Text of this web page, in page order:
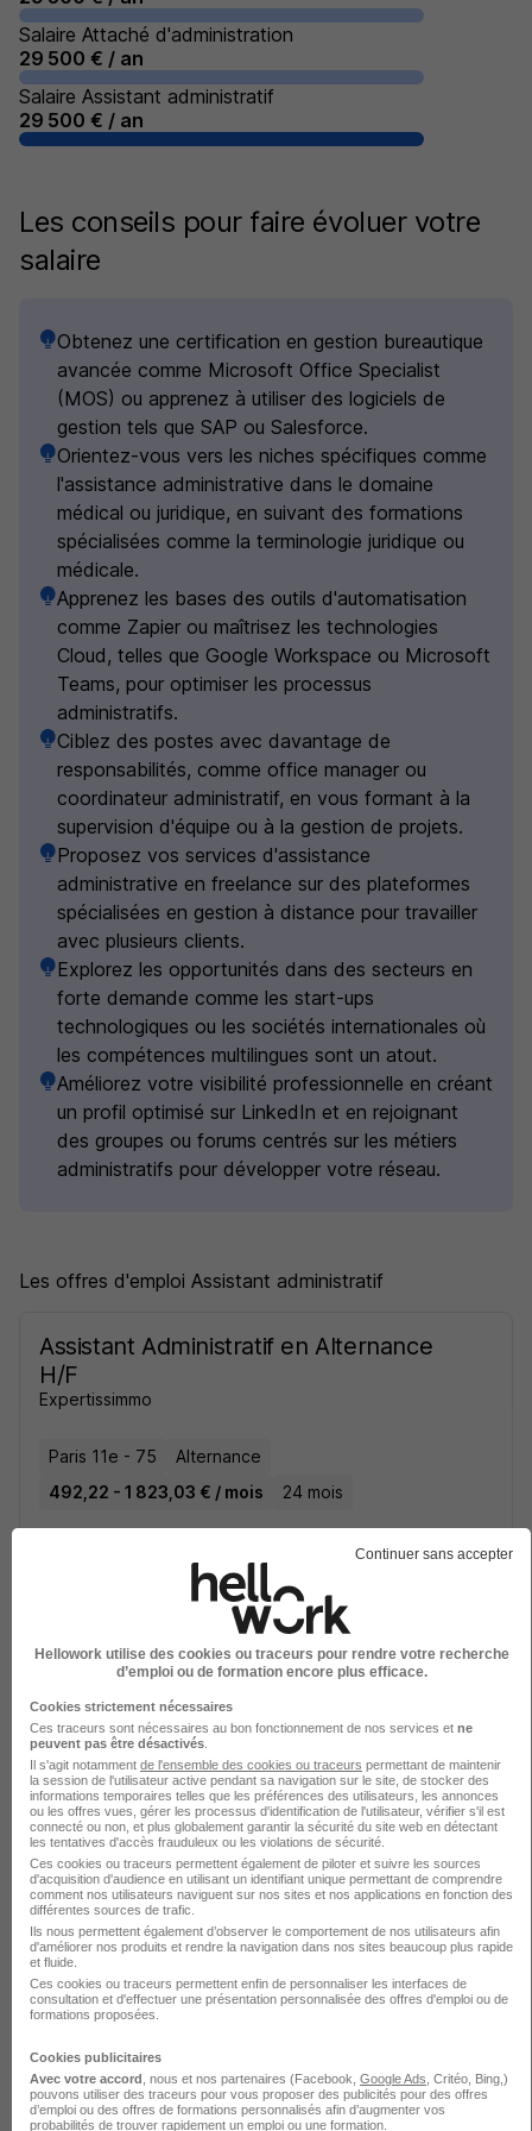
Salaire Attaché d'administration
29 500 € / an
Salaire Assistant administratif
29 500 € / an
Les conseils pour faire évoluer votre
salaire
Obtenez une certification en gestion bureautique
avancée comme Microsoft Office Specialist
(MOS) ou apprenez à utiliser des logiciels de
gestion tels que SAP ou Salesforce.
Orientez-vous vers les niches spécifiques comme
l'assistance administrative dans le domaine
médical ou juridique, en suivant des formations
spécialisées comme la terminologie juridique ou
médicale.
Apprenez les bases des outils d'automatisation
comme Zapier ou maîtrisez les technologies
Cloud, telles que Google Workspace ou Microsoft
Teams, pour optimiser les processus
administratifs.
Ciblez des postes avec davantage de
responsabilités, comme office manager ou
coordinateur administratif, en vous formant à la
supervision d'équipe ou à la gestion de projets.
Proposez vos services d'assistance
administrative en freelance sur des plateformes
spécialisées en gestion à distance pour travailler
avec plusieurs clients.
Explorez les opportunités dans des secteurs en
forte demande comme les start-ups
technologiques ou les sociétés internationales où
les compétences multilingues sont un atout.
Améliorez votre visibilité professionnelle en créant
un profil optimisé sur LinkedIn et en rejoignant
des groupes ou forums centrés sur les métiers
administratifs pour développer votre réseau.
Les offres d'emploi Assistant administratif
Assistant Administratif en Alternance
H/F
Expertissimmo
Paris 11e - 75
Alternance
492,22 - 1 823,03 € / mois
24 mois
Assistant Administratif H/F
Manpower France
Cubnezais - 33 Intérim
Voir l’offre
il y a 5 heures
Assistant Administratif H/F
Morgan Services
Amiens - 80 Intérim 12,31 - 14 € / heure 2 mois
Voir l’offre
Voir toutes les offres d’emploi pour Assistant administratif
Continuer sans accepter
Hellowork utilise des cookies ou traceurs pour rendre votre recherche
d’emploi ou de formation encore plus efficace.
Cookies strictement nécessaires
Ces traceurs sont nécessaires au bon fonctionnement de nos services et ne
peuvent pas être désactivés
Il s'agit notamment de l'ensemble des cookies ou traceurs permettant de maintenir
la session de l'utilisateur active pendant sa navigation sur le site, de stocker des
informations temporaires telles que les préférences des utilisateurs, les annonces
ou les offres vues, gérer les processus d'identification de l'utilisateur, vérifier s'il est
connecté ou non, et plus globalement garantir la sécurité du site web en détectant
les tentatives d'accès frauduleux ou les violations de sécurité.
Ces cookies ou traceurs permettent également de piloter et suivre les sources
d'acquisition d'audience en utilisant un identifiant unique permettant de comprendre
comment nos utilisateurs naviguent sur nos sites et nos applications en fonction des
différentes sources de trafic.
Ils nous permettent également d’observer le comportement de nos utilisateurs afin
d'améliorer nos produits et rendre la navigation dans nos sites beaucoup plus rapide
et fluide.
Ces cookies ou traceurs permettent enfin de personnaliser les interfaces de
consultation et d'effectuer une présentation personnalisée des offres d'emploi ou de
formations proposées.
Cookies publicitaires
Avec votre accord , nous et nos partenaires (Facebook, Google Ads , Critéo, Bing,)
pouvons utiliser des traceurs pour vous proposer des publicités pour des offres
d’emploi ou des offres de formations personnalisés afin d’augmenter vos
probabilités de trouver rapidement un emploi ou une formation.